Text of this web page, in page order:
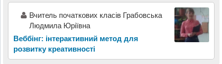
Вчитель початкових класів Грабовська
Людмила Юріївна
Веббінг: інтерактивний метод для
розвитку креативності